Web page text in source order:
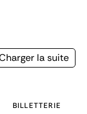
la suite
BILLETTERIE